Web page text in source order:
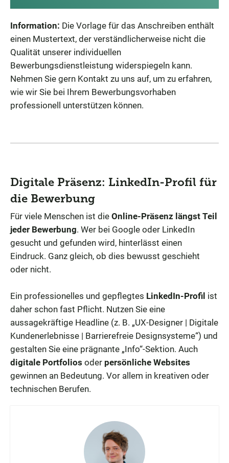
Information: Die Vorlage für das Anschreiben enthält
einen Mustertext, der verständlicherweise nicht die
Qualität unserer individuellen
Bewerbungsdienstleistung widerspiegeln kann.
Nehmen Sie gern Kontakt zu uns auf, um zu erfahren,
wie wir Sie bei Ihrem Bewerbungsvorhaben
professionell unterstützen können.
Digitale Präsenz: LinkedIn-Profil für
die Bewerbung
Für viele Menschen ist die Online-Präsenz längst Teil
jeder Bewerbung. Wer bei Google oder LinkedIn
gesucht und gefunden wird, hinterlässt einen
Eindruck. Ganz gleich, ob dies bewusst geschieht
oder nicht.
Ein professionelles und gepflegtes LinkedIn-Profil ist
daher schon fast Pflicht. Nutzen Sie eine
aussagekräftige Headline (z. B. „UX-Designer | Digitale
Kundenerlebnisse | Barrierefreie Designsysteme“) und
gestalten Sie eine prägnante „Info“-Sektion. Auch
digitale Portfolios oder persönliche Websites
gewinnen an Bedeutung. Vor allem in kreativen oder
technischen Berufen.